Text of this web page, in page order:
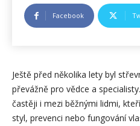
Facebook
Ještě před několika lety byl
převážně pro vědce a
častěji i mezi běžnými lidmi,
styl, prevenci nebo fungování